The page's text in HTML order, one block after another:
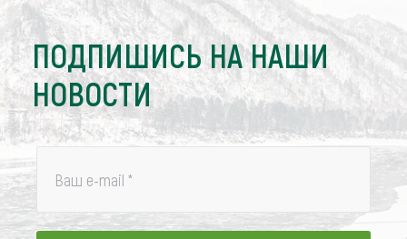
ПОДПИШИСЬ НА НАШИ
НОВОСТИ
Ваш e-mail *